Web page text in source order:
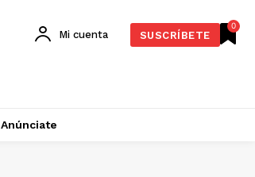
0
Mi cuenta SUSCRÍBETE
Anúnciate